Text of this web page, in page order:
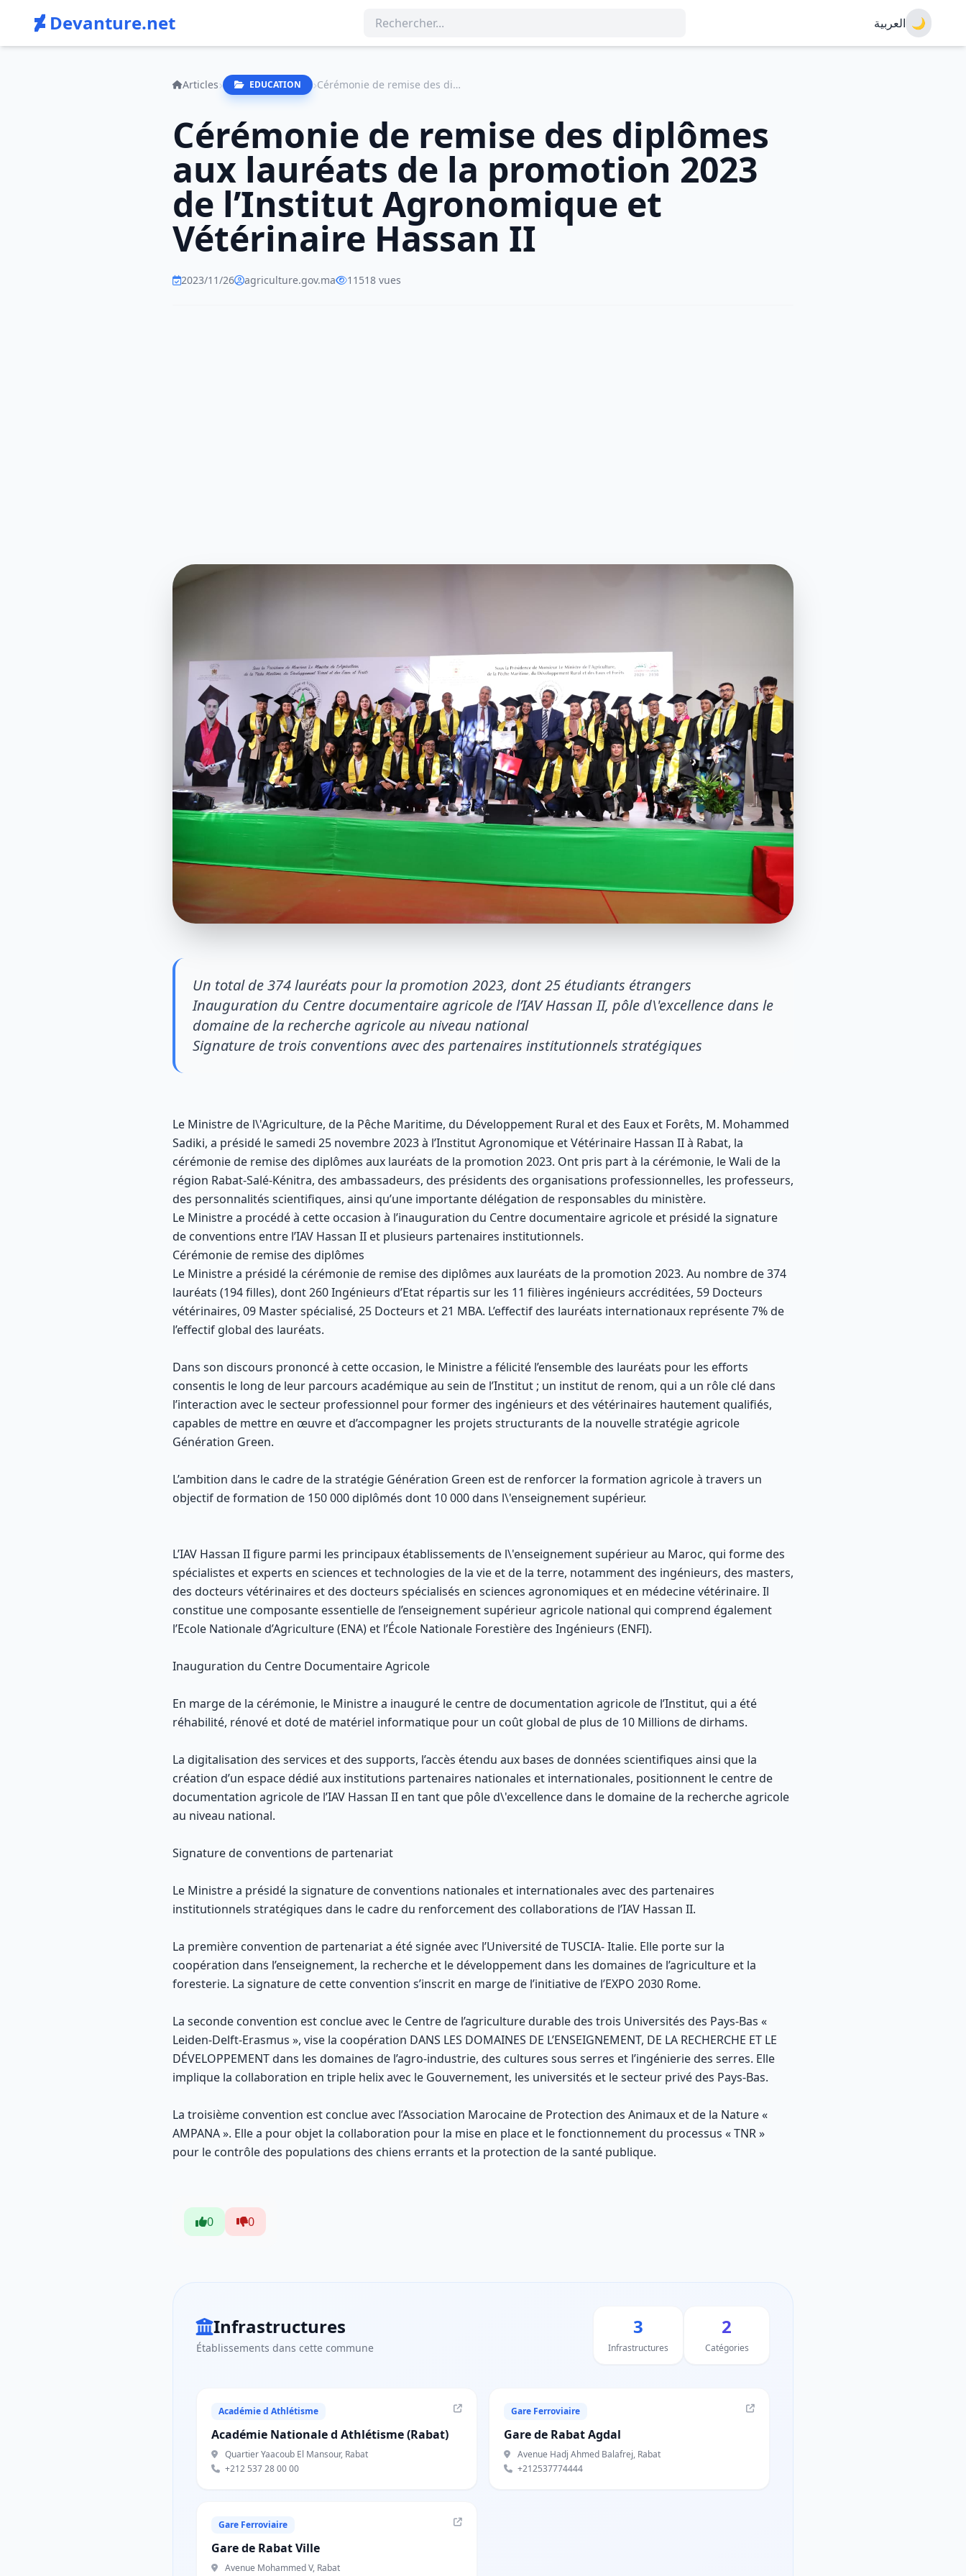
Devanture.net العربية 🌙
Articles EDUCATION Cérémonie de remise des diplômes aux lauréats de la promotion 2023 de l’Institut Agronomique et Vétérinaire Hassan II
Cérémonie de remise des diplômes
aux lauréats de la promotion 2023
de l’Institut Agronomique et
Vétérinaire Hassan II
2023/11/26 agriculture.gov.ma 11518 vues
Un total de 374 lauréats pour la promotion 2023, dont 25 étudiants étrangers
Inauguration du Centre documentaire agricole de l’IAV Hassan II, pôle d\'excellence dans le
domaine de la recherche agricole au niveau national
Signature de trois conventions avec des partenaires institutionnels stratégiques
Le Ministre de l\'Agriculture, de la Pêche Maritime, du Développement Rural et des Eaux et Forêts, M. Mohammed
Sadiki, a présidé le samedi 25 novembre 2023 à l’Institut Agronomique et Vétérinaire Hassan II à Rabat, la
cérémonie de remise des diplômes aux lauréats de la promotion 2023. Ont pris part à la cérémonie, le Wali de la
région Rabat-Salé-Kénitra, des ambassadeurs, des présidents des organisations professionnelles, les professeurs,
des personnalités scientifiques, ainsi qu’une importante délégation de responsables du ministère.
Le Ministre a procédé à cette occasion à l’inauguration du Centre documentaire agricole et présidé la signature
de conventions entre l’IAV Hassan II et plusieurs partenaires institutionnels.
Cérémonie de remise des diplômes
Le Ministre a présidé la cérémonie de remise des diplômes aux lauréats de la promotion 2023. Au nombre de 374
lauréats (194 filles), dont 260 Ingénieurs d’Etat répartis sur les 11 filières ingénieurs accréditées, 59 Docteurs
vétérinaires, 09 Master spécialisé, 25 Docteurs et 21 MBA. L’effectif des lauréats internationaux représente 7% de
l’effectif global des lauréats.
Dans son discours prononcé à cette occasion, le Ministre a félicité l’ensemble des lauréats pour les efforts
consentis le long de leur parcours académique au sein de l’Institut ; un institut de renom, qui a un rôle clé dans
l’interaction avec le secteur professionnel pour former des ingénieurs et des vétérinaires hautement qualifiés,
capables de mettre en œuvre et d’accompagner les projets structurants de la nouvelle stratégie agricole
Génération Green.
L’ambition dans le cadre de la stratégie Génération Green est de renforcer la formation agricole à travers un
objectif de formation de 150 000 diplômés dont 10 000 dans l\'enseignement supérieur.
L’IAV Hassan II figure parmi les principaux établissements de l\'enseignement supérieur au Maroc, qui forme des
spécialistes et experts en sciences et technologies de la vie et de la terre, notamment des ingénieurs, des masters,
des docteurs vétérinaires et des docteurs spécialisés en sciences agronomiques et en médecine vétérinaire. Il
constitue une composante essentielle de l’enseignement supérieur agricole national qui comprend également
l’Ecole Nationale d’Agriculture (ENA) et l’École Nationale Forestière des Ingénieurs (ENFI).
Inauguration du Centre Documentaire Agricole
En marge de la cérémonie, le Ministre a inauguré le centre de documentation agricole de l’Institut, qui a été
réhabilité, rénové et doté de matériel informatique pour un coût global de plus de 10 Millions de dirhams.
La digitalisation des services et des supports, l’accès étendu aux bases de données scientifiques ainsi que la
création d’un espace dédié aux institutions partenaires nationales et internationales, positionnent le centre de
documentation agricole de l’IAV Hassan II en tant que pôle d\'excellence dans le domaine de la recherche agricole
au niveau national.
Signature de conventions de partenariat
Le Ministre a présidé la signature de conventions nationales et internationales avec des partenaires
institutionnels stratégiques dans le cadre du renforcement des collaborations de l’IAV Hassan II.
La première convention de partenariat a été signée avec l’Université de TUSCIA- Italie. Elle porte sur la
coopération dans l’enseignement, la recherche et le développement dans les domaines de l’agriculture et la
foresterie. La signature de cette convention s’inscrit en marge de l’initiative de l’EXPO 2030 Rome.
La seconde convention est conclue avec le Centre de l’agriculture durable des trois Universités des Pays-Bas «
Leiden-Delft-Erasmus », vise la coopération DANS LES DOMAINES DE L’ENSEIGNEMENT, DE LA RECHERCHE ET LE
DÉVELOPPEMENT dans les domaines de l’agro-industrie, des cultures sous serres et l’ingénierie des serres. Elle
implique la collaboration en triple helix avec le Gouvernement, les universités et le secteur privé des Pays-Bas.
La troisième convention est conclue avec l’Association Marocaine de Protection des Animaux et de la Nature «
AMPANA ». Elle a pour objet la collaboration pour la mise en place et le fonctionnement du processus « TNR »
pour le contrôle des populations des chiens errants et la protection de la santé publique.
0 0
Infrastructures
Établissements dans cette commune
3
Infrastructures
2
Catégories
Académie d Athlétisme
Académie Nationale d Athlétisme (Rabat)
Quartier Yaacoub El Mansour, Rabat
+212 537 28 00 00
Gare Ferroviaire
Gare de Rabat Agdal
Avenue Hadj Ahmed Balafrej, Rabat
+212537774444
Gare Ferroviaire
Gare de Rabat Ville
Avenue Mohammed V, Rabat